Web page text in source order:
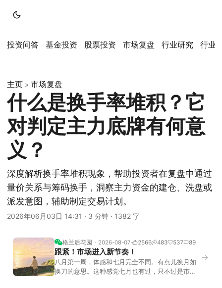
投资问答 基金投资 股票投资 市场复盘 行业研究 行业
主页 » 市场复盘
什么是换手率堆积？它
对判定主力底牌有何意
义？
深度解析换手率堆积现象，帮助投资者在复盘中通过
量价关系与筹码换手，洞察主力资金的建仓、洗盘或
派发意图，辅助制定交易计划。
2026年06月03日 14:31 · 3 分钟 · 1382 字
格兰后花园 2026-08-07 2566 483 537 89
跟紧！市场进入新节奏！
八月第一周，体感和七月完全不同。有点儿换月如
换刀的意思。这种感觉七月也有过，只不过是市场
→